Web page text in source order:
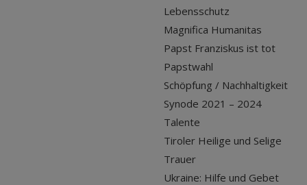
Lebensschutz
Magnifica Humanitas
Papst Franziskus ist tot
Papstwahl
Schöpfung / Nachhaltigkeit
Synode 2021 – 2024
Talente
Tiroler Heilige und Selige
Trauer
Ukraine: Hilfe und Gebet